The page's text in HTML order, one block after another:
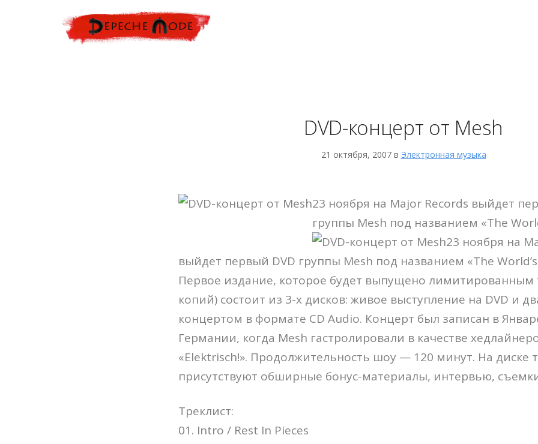
DVD-концерт от Mesh
21 октября, 2007 в Электронная музыка
23 ноября на Major Records выйдет
группы Mesh под названием «The
23 ноября на
выйдет первый DVD группы Mesh под названием «The World’s
Первое издание, которое будет выпущено лимитированным
копий) состоит из 3-х дисков: живое выступление на DVD и
концертом в формате CD Audio. Концерт был записан в
Германии, когда Mesh гастролировали в качестве
«Elektrisch!». Продолжительность шоу — 120 минут. На диске
присутствуют обширные бонус-материалы, интервью,
Треклист:
01. Intro / Rest In Pieces